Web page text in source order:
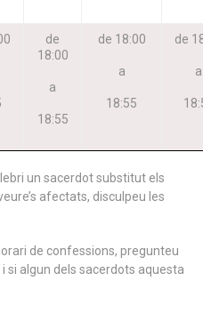
de
18:00
a
18:55
de 18:00
a
18:55
de
a
un sacerdot substitut els
afectats, disculpeu les
de confessions, pregunteu
si algun dels sacerdots aquesta